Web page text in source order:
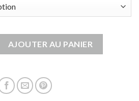
AJOUTER AU PANIER